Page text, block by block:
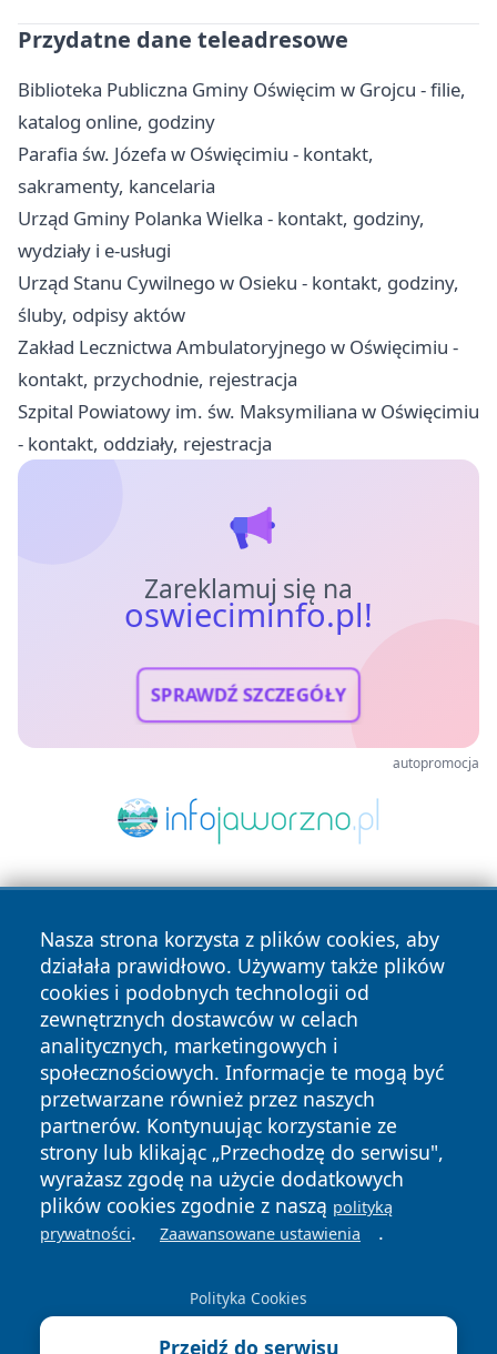
Przydatne dane teleadresowe
Biblioteka Publiczna Gminy Oświęcim w Grojcu - filie,
katalog online, godziny
Parafia św. Józefa w Oświęcimiu - kontakt,
sakramenty, kancelaria
Urząd Gminy Polanka Wielka - kontakt, godziny,
wydziały i e-usługi
Urząd Stanu Cywilnego w Osieku - kontakt, godziny,
śluby, odpisy aktów
Zakład Lecznictwa Ambulatoryjnego w Oświęcimiu -
kontakt, przychodnie, rejestracja
Szpital Powiatowy im. św. Maksymiliana w Oświęcimiu
- kontakt, oddziały, rejestracja
Zareklamuj się na
oswieciminfo.pl!
SPRAWDŹ SZCZEGÓŁY
autopromocja
Nasza strona korzysta z plików cookies, aby
działała prawidłowo. Używamy także plików
cookies i podobnych technologii od
zewnętrznych dostawców w celach
analitycznych, marketingowych i
społecznościowych. Informacje te mogą być
przetwarzane również przez naszych
partnerów. Kontynuując korzystanie ze
strony lub klikając „Przechodzę do serwisu",
wyrażasz zgodę na użycie dodatkowych
plików cookies zgodnie z naszą polityką
prywatności. Zaawansowane ustawienia .
Polityka Cookies
Przejdź do serwisu
Copyright © 2026 oswieciminfo.pl Wszystkie prawa
zastrzeżone.
News Autorzy
Polityka
Prywatności
Polityka
Cookies